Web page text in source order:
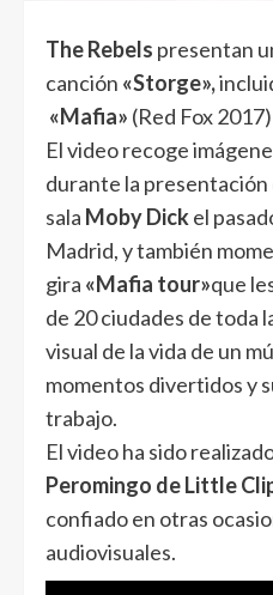
The Rebels presentan
canción «Storge»,
«Mafia» (Red Fox 2017)
El video recoge
durante la presentación
sala Moby Dickel
Madrid, y también
gira «Mafia tour»que
de 20 ciudades de toda
visual de la vida de un
momentos divertidos y
trabajo.
El video ha sido
Peromingo de Little
confiado en otras
audiovisuales.